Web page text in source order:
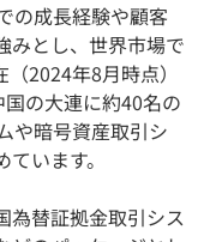
の成長経験や顧客
みとし、世界市場で
2024年8月時点）
の大連に約40名の
や暗号資産取引シ
います。
為替証拠金取引シス